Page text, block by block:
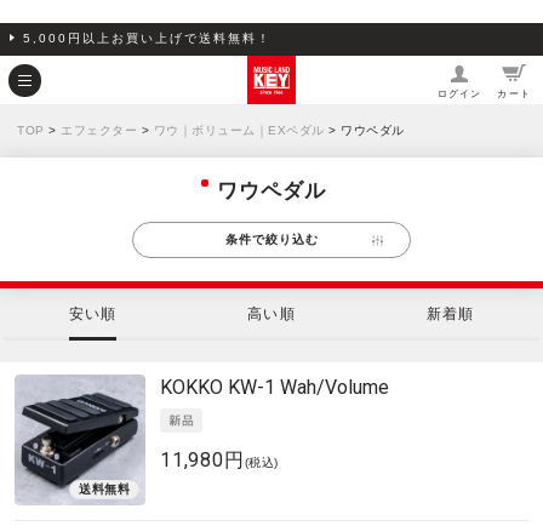
5,000円以上お買い上げで送料無料！
ログイン カート
TOP > エフェクター > ワウ｜ボリューム｜EXペダル > ワウペダル
ワウペダル
条件で絞り込む
安い順 高い順 新着順
KOKKO KW-1 Wah/Volume
11,980円 (税込)